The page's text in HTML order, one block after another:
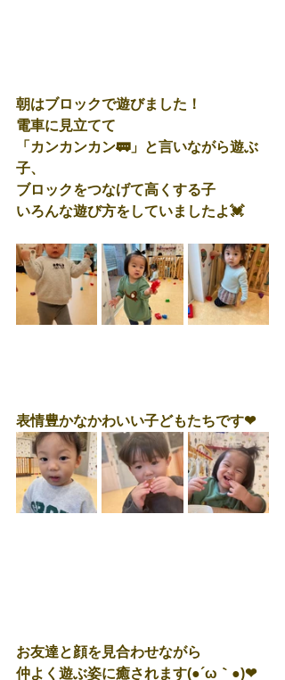
朝はブロックで遊びました！
電車に見立てて
「カンカンカン🚃」と言いながら遊ぶ
子、
ブロックをつなげて高くする子
いろんな遊び方をしていましたよ💓
表情豊かなかわいい子どもたちです❤
お友達と顔を見合わせながら
仲よく遊ぶ姿に癒されます(●´ω｀●)❤